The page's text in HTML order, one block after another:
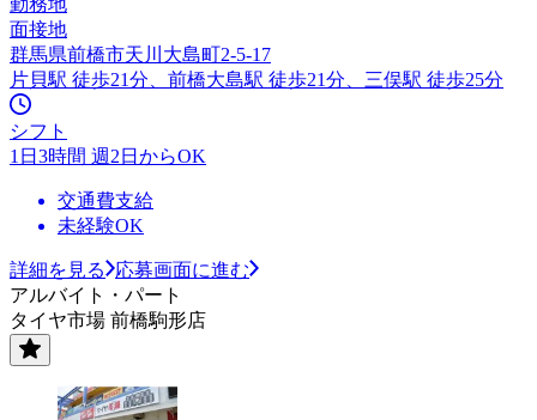
面接地
群馬県前橋市天川大島町2-5-17
片貝駅 徒歩21分、前橋大島駅 徒歩21分、三俣駅 徒歩25分
シフト
1日3時間 週2日からOK
交通費支給
未経験OK
詳細を見る
応募画面に進む
アルバイト・パート
タイヤ市場 前橋駒形店